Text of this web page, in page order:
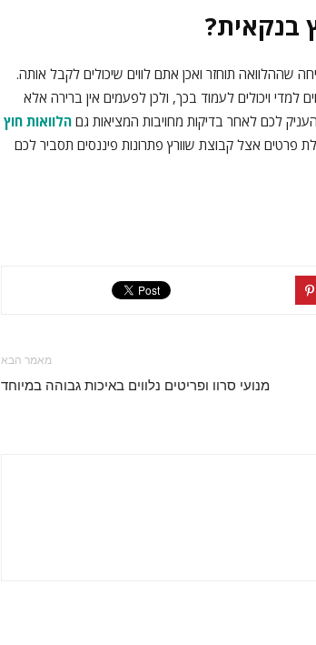
בנקאית?
תוחזר ואכן אתם לווים שיכולים לקבל אותה.
ויכולים לעמוד בכך, ולכן לפעמים אין ברירה אלא
לכם לאחר בדיקות מחויבות המציאות גם הלוואות חוץ
פרטים אצל קבוצת שוורץ פתרונות פיננסים תסביר לכם
מאמר הבא
מנועי סרוו ופריטים נלווים באיכות גבוהה במיוחד